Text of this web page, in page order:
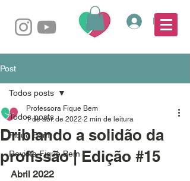
Login
Post
Todos posts
Fique Bem
Revista Fique Bem
Todos posts
Driblando a solidão da
profissão | Edição #15
Professora Fique Bem
1 de abr. de 2022 2 min de leitura
Abril 2022